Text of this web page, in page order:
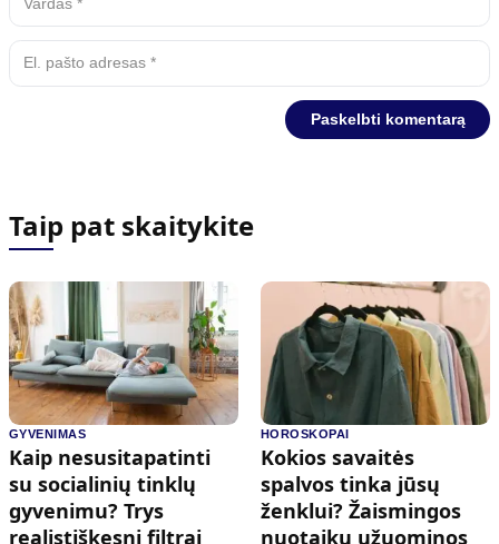
Taip pat skaitykite
GYVENIMAS
Kaip nesusitapatinti
su socialinių tinklų
gyvenimu? Trys
realistiškesni filtrai
HOROSKOPAI
Kokios savaitės
spalvos tinka jūsų
ženklui? Žaismingos
nuotaikų užuominos